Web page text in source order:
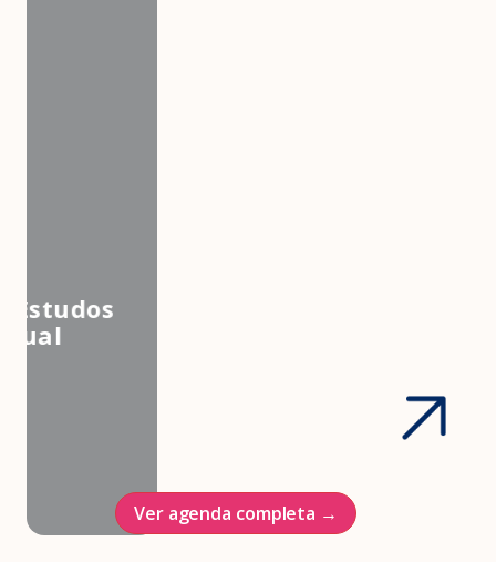
Associação Brasileira de Estudos
em Medicina e Saúde Sexual
Ver agenda completa →